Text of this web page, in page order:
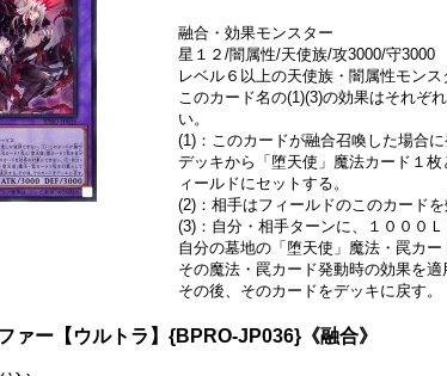
融合・効果モンスター
星１２/闇属性/天使族/攻3000/守3000
レベル６以上の天使族・闇属性モンス
このカード名の(1)(3)の効果はそれぞ
い。
(1)：このカードが融合召喚した場合に
デッキから「堕天使」魔法カード１
ィールドにセットする。
(2)：相手はフィールドのこのカードを
(3)：自分・相手ターンに、１０００Ｌ
自分の墓地の「堕天使」魔法・罠カー
その魔法・罠カード発動時の効果を適
その後、そのカードをデッキに戻す。
ァー【ウルトラ】{BPRO-JP036}《融合》